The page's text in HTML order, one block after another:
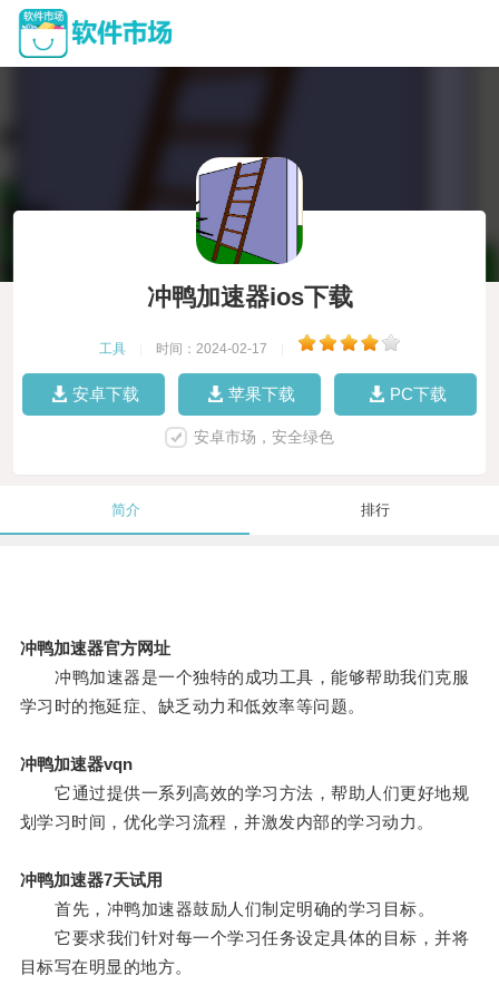
冲鸭加速器ios下载
工具 时间：2024-02-17
安卓下载 苹果下载 PC下载
安卓市场，安全绿色
简介 排行
冲鸭加速器官方网址
冲鸭加速器是一个独特的成功工具，能够帮助我们克服
学习时的拖延症、缺乏动力和低效率等问题。
冲鸭加速器vqn
它通过提供一系列高效的学习方法，帮助人们更好地规
划学习时间，优化学习流程，并激发内部的学习动力。
冲鸭加速器7天试用
首先，冲鸭加速器鼓励人们制定明确的学习目标。
它要求我们针对每一个学习任务设定具体的目标，并将
目标写在明显的地方。